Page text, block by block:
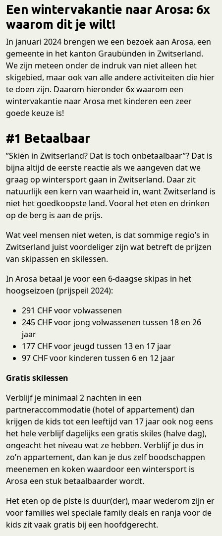
Een wintervakantie naar Arosa: 6x
waarom dit je wilt!
In januari 2024 brengen we een bezoek aan Arosa, een
gemeente in het kanton Graubünden in Zwitserland.
We zijn meteen onder de indruk van niet alleen het
skigebied, maar ook van alle andere activiteiten die hier
te doen zijn. Daarom hieronder 6x waarom een
wintervakantie naar Arosa met kinderen een zeer
goede keuze is!
#1 Betaalbaar
”Skiën in Zwitserland? Dat is toch onbetaalbaar”? Dat is
bijna altijd de eerste reactie als we aangeven dat we
graag op wintersport gaan in Zwitserland. Daar zit
natuurlijk een kern van waarheid in, want Zwitserland is
niet het goedkoopste land. Vooral het eten en drinken
op de berg is aan de prijs.
Wat veel mensen niet weten, is dat sommige regio’s in
Zwitserland juist voordeliger zijn wat betreft de prijzen
van skipassen en skilessen.
In Arosa betaal je voor een 6-daagse skipas in het
hoogseizoen (prijspeil 2024):
291 CHF voor volwassenen
245 CHF voor jong volwassenen tussen 18 en 26
jaar
177 CHF voor jeugd tussen 13 en 17 jaar
97 CHF voor kinderen tussen 6 en 12 jaar
Gratis skilessen
Verblijf je minimaal 2 nachten in een
partneraccommodatie (hotel of appartement) dan
krijgen de kids tot een leeftijd van 17 jaar ook nog eens
het hele verblijf dagelijks een gratis skiles (halve dag),
ongeacht het niveau wat ze hebben. Verblijf je dus in
zo’n appartement, dan kan je dus zelf boodschappen
meenemen en koken waardoor een wintersport is
Arosa een stuk betaalbaarder wordt.
Het eten op de piste is duur(der), maar wederom zijn er
voor families wel speciale family deals en ranja voor de
kids zit vaak gratis bij een hoofdgerecht.